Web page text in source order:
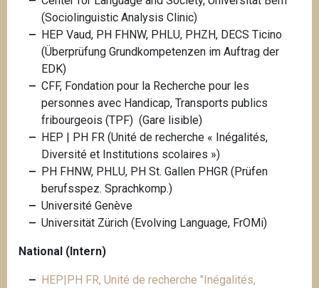
(Sociolinguistic Analysis Clinic)
HEP Vaud, PH FHNW, PHLU, PHZH, DECS Ticino
(Überprüfung Grundkompetenzen im Auftrag der
EDK)
CFF, Fondation pour la Recherche pour les
personnes avec Handicap, Transports publics
fribourgeois (TPF) (Gare lisible)
HEP | PH FR (Unité de recherche « Inégalités,
Diversité et Institutions scolaires »)
PH FHNW, PHLU, PH St. Gallen PHGR (Prüfen
berufsspez. Sprachkomp.)
Université Genève
Universität Zürich (Evolving Language, FrOMi)
National (Intern)
HEP|PH FR, Unité de recherche "Inégalités,